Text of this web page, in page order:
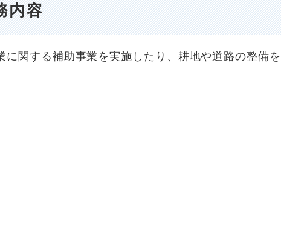
内容
に関する補助事業を実施したり、耕地や道路の整備を